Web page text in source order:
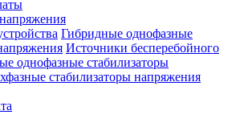
Гибридные однофазные
Источники бесперебойного
однофазные стабилизаторы
стабилизаторы напряжения